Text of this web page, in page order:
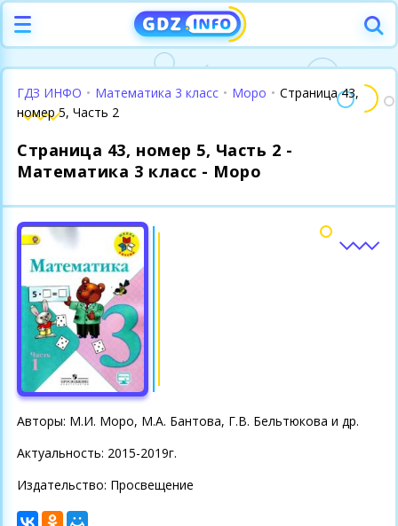
ГДЗ ИНФО • Математика 3 класс • Моро • Страница 43,
номер 5, Часть 2
Страница 43, номер 5, Часть 2 -
Математика 3 класс - Моро
Авторы: М.И. Моро, М.А. Бантова, Г.В. Бельтюкова и др.
Актуальность: 2015-2019г.
Издательство: Просвещение